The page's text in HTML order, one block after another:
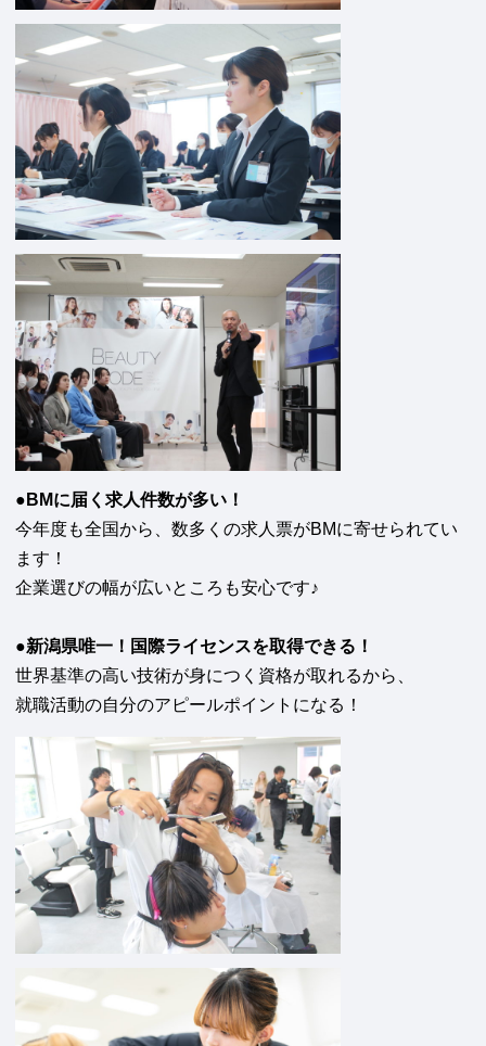
●BMに届く求人件数が多い！
今年度も全国から、数多くの求人票がBMに寄せられてい
ます！
企業選びの幅が広いところも安心です♪
●新潟県唯一！国際ライセンスを取得できる！
世界基準の高い技術が身につく資格が取れるから、
就職活動の自分のアピールポイントになる！